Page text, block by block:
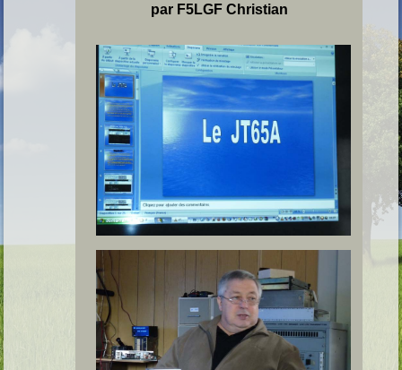
par F5LGF Christian